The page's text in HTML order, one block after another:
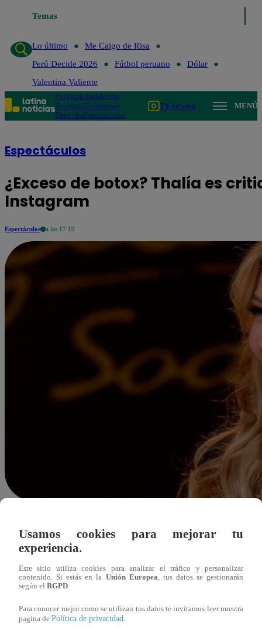
Temas
Lo último
Me Caigo de Risa
Perú Decide 2026
Fútbol peruano
Dólar
Valentina Valiente
PolíticaLimaMundo
Te ayudoTendencias
DeportesEspectáculos
TV en vivo MENÚ
Espectáculos
¿Exceso de botox? Thalía es
Instagram
Espectáculos a las 17:19
10 de junio 2018
critica por el uso excesivo de botox.
Usamos cookies para mejorar tu
experiencia.
Este sitio utiliza cookies para analizar el tráfico y personalizar
contenido. Si estás en la Unión Europea, tus datos se gestionarán
según el RGPD.
Para conocer mejor como se utilizan tus datos te invitamos leer nuestra
pagina de Política de privacidad.